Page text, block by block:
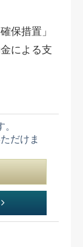
保措置」
による支
だけま